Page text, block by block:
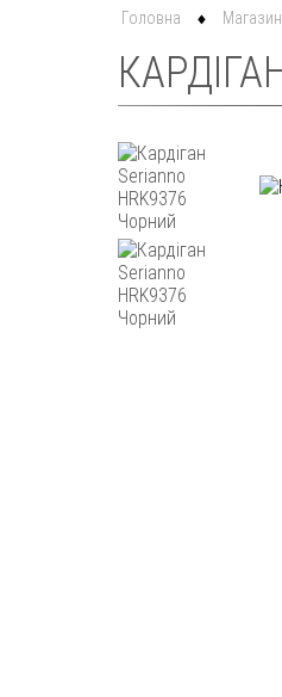
Головна Магазин